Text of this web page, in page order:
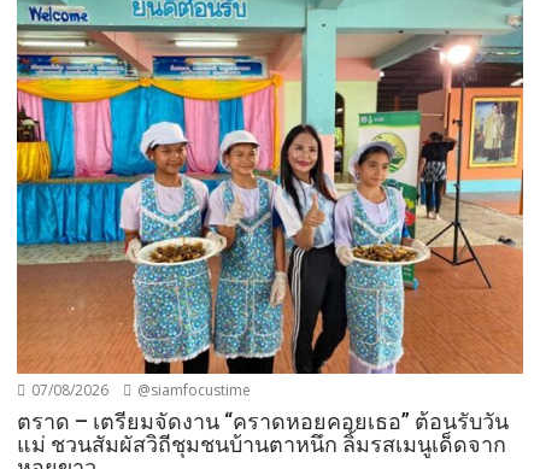
07/08/2026 @siamfocustime
ตราด – เตรียมจัดงาน “คราดหอยคอยเธอ” ต้อนรับวัน
แม่ ชวนสัมผัสวิถีชุมชนบ้านตาหนึก ลิ้มรสเมนูเด็ดจาก